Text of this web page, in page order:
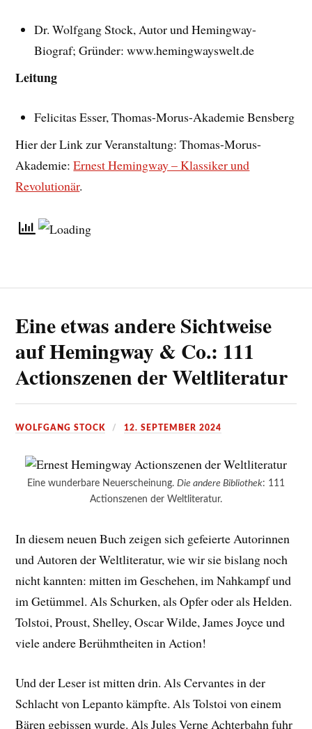
Dr. Wolfgang Stock, Autor und Hemingway-
Biograf; Gründer: www.hemingwayswelt.de
Leitung
Felicitas Esser, Thomas-Morus-Akademie Bensberg
Hier der Link zur Veranstaltung: Thomas-Morus-
Akademie:Ernest Hemingway – Klassiker und
Revolutionär.
Eine etwas andere Sichtweise
auf Hemingway & Co.: 111
Actionszenen der Weltliteratur
WOLFGANG STOCK 12. SEPTEMBER 2024
Eine wunderbare Neuerscheinung. Die andere Bibliothek: 111
Actionszenen der Weltliteratur.
In diesem neuen Buch zeigen sich gefeierte Autorinnen
und Autoren der Weltliteratur, wie wir sie bislang noch
nicht kannten: mitten im Geschehen, im Nahkampf und
im Getümmel. Als Schurken, als Opfer oder als Helden.
Tolstoi, Proust, Shelley, Oscar Wilde, James Joyce und
viele andere Berühmtheiten in Action!
Und der Leser ist mitten drin. Als Cervantes in der
Schlacht von Lepanto kämpfte. Als Tolstoi von einem
Bären gebissen wurde. Als Jules Verne Achterbahn fuhr